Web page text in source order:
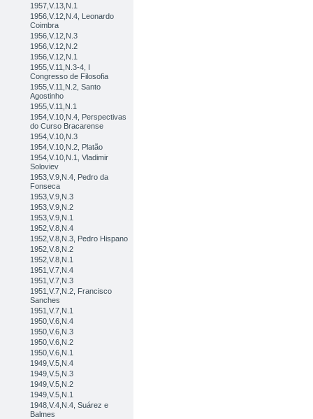
1957,V.13,N.1
1956,V.12,N.4, Leonardo
Coimbra
1956,V.12,N.3
1956,V.12,N.2
1956,V.12,N.1
1955,V.11,N.3-4, I
Congresso de Filosofia
1955,V.11,N.2, Santo
Agostinho
1955,V.11,N.1
1954,V.10,N.4, Perspectivas
do Curso Bracarense
1954,V.10,N.3
1954,V.10,N.2, Platão
1954,V.10,N.1, Vladimir
Soloviev
1953,V.9,N.4, Pedro da
Fonseca
1953,V.9,N.3
1953,V.9,N.2
1953,V.9,N.1
1952,V.8,N.4
1952,V.8,N.3, Pedro Hispano
1952,V.8,N.2
1952,V.8,N.1
1951,V.7,N.4
1951,V.7,N.3
1951,V.7,N.2, Francisco
Sanches
1951,V.7,N.1
1950,V.6,N.4
1950,V.6,N.3
1950,V.6,N.2
1950,V.6,N.1
1949,V.5,N.4
1949,V.5,N.3
1949,V.5,N.2
1949,V.5,N.1
1948,V.4,N.4, Suárez e
Balmes